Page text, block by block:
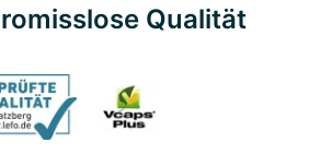
Qualität